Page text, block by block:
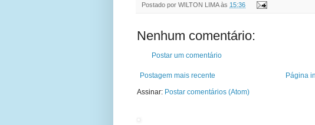
Postado por WILTON LIMA às 15:36
Nenhum comentário:
Postar um comentário
Postagem mais recente
Página
Assinar: Postar comentários (Atom)